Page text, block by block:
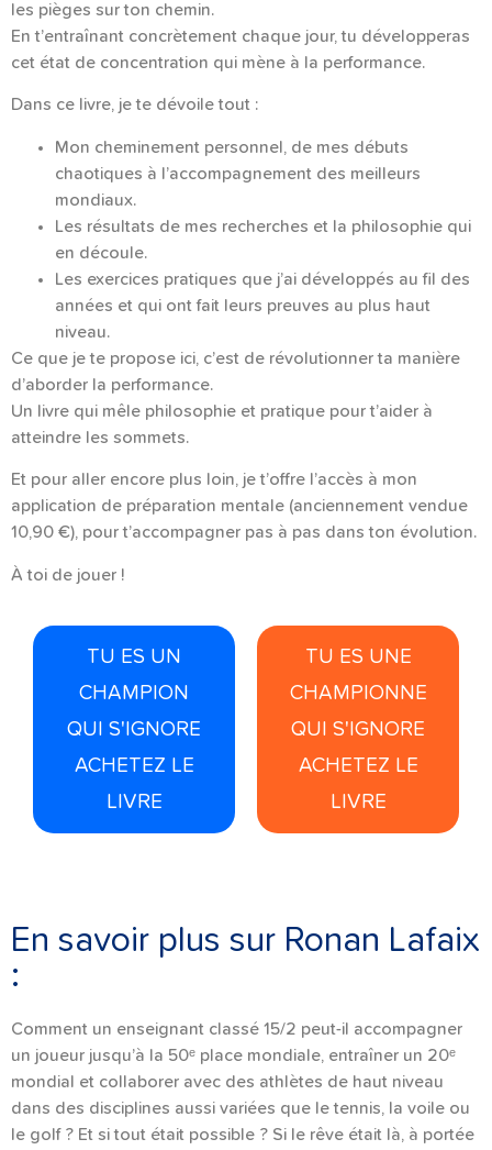
les pièges sur ton chemin.
En t’entraînant concrètement chaque jour, tu développeras
cet état de concentration qui mène à la performance.
Dans ce livre, je te dévoile tout :
Mon cheminement personnel, de mes débuts
chaotiques à l’accompagnement des meilleurs
mondiaux.
Les résultats de mes recherches et la philosophie qui
en découle.
Les exercices pratiques que j’ai développés au fil des
années et qui ont fait leurs preuves au plus haut
niveau.
Ce que je te propose ici, c’est de révolutionner ta manière
d’aborder la performance.
Un livre qui mêle philosophie et pratique pour t’aider à
atteindre les sommets.
Et pour aller encore plus loin, je t’offre l’accès à mon
application de préparation mentale (anciennement vendue
10,90 €), pour t’accompagner pas à pas dans ton évolution.
À toi de jouer !
TU ES UN
CHAMPION
QUI S'IGNORE
ACHETEZ LE
LIVRE
TU ES UNE
CHAMPIONNE
QUI S'IGNORE
ACHETEZ LE
LIVRE
En savoir plus sur Ronan Lafaix
:
Comment un enseignant classé 15/2 peut-il accompagner
un joueur jusqu’à la 50ᵉ place mondiale, entraîner un 20ᵉ
mondial et collaborer avec des athlètes de haut niveau
dans des disciplines aussi variées que le tennis, la voile ou
le golf ? Et si tout était possible ? Si le rêve était là, à portée